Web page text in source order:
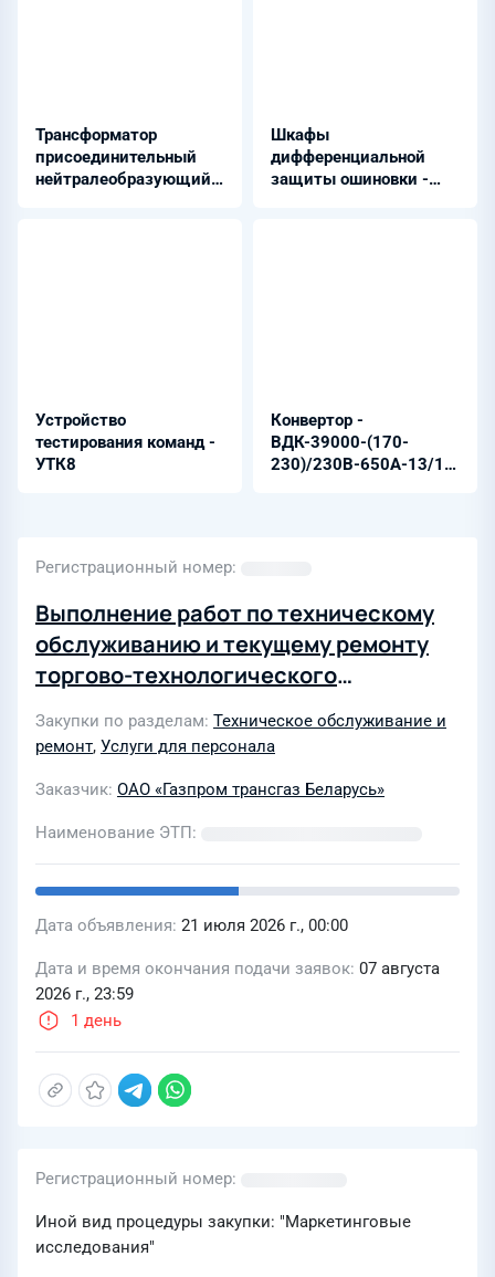
Трансформатор
присоединительный
нейтралеобразующий
Шкафы
дифференциальной
защиты ошиновки -
Устройство
тестирования команд -
УТК8
Конвертор -
ВДК-39000-(170-
230)/230В-650А-13/16-
Регистрационный номер
Выполнение работ по техническому
обслуживанию и текущему ремонту
торгово-технологического
оборудования в интересах филиала
«Управление по организации
трансгаз Беларусь в 2027 году
(Повторная)
Закупки по разделам Техническое обслуживание и
ремонт, Услуги для персонала
Заказчик ОАО «Газпром трансгаз Беларусь»
Наименование ЭТП
Дата объявления 21 июля 2026 г., 00:00
Дата и время окончания подачи заявок 07 августа
2026 г., 23:59
1 день
Регистрационный номер
Иной вид процедуры закупки: "Маркетинговые
исследования"